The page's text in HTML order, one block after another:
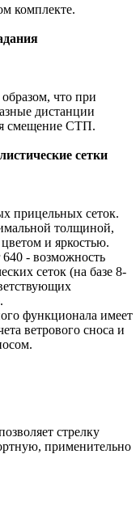
комплекте.
что при
дистанции
смещение СТП.
сетки
прицельных сеток.
толщиной,
и яркостью.
- возможность
сеток (на базе 8-
функционала имеет
ветрового сноса и
стрелку
применительно